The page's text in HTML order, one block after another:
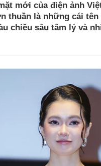
mới của điện ảnh
thuần là những cái
chiều sâu tâm lý và